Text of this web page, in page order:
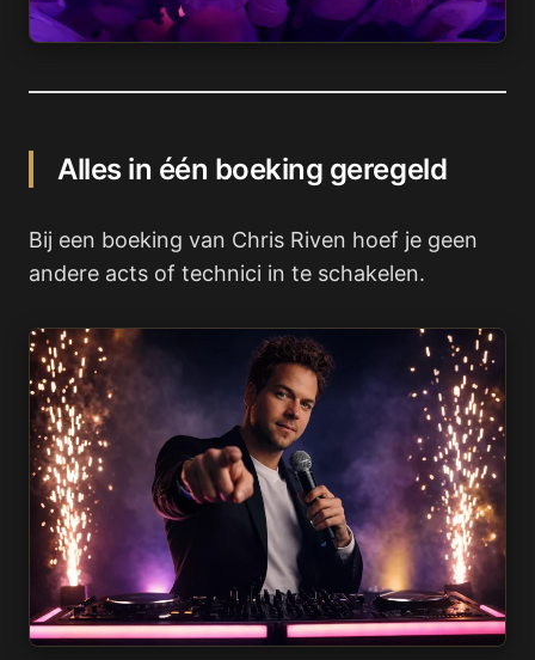
Alles in één boeking geregeld
Bij een boeking van Chris Riven hoef je geen
andere acts of technici in te schakelen.